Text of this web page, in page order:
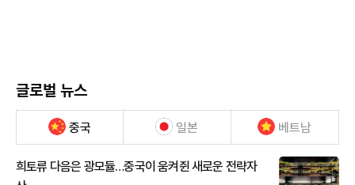
글로벌 뉴스
중국 일본 베트남
희토류 다음은 광모듈…중국이 움켜쥔 새로운 전략자